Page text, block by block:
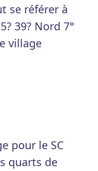
se référer à
39? Nord 7°
village
pour le SC
quarts de